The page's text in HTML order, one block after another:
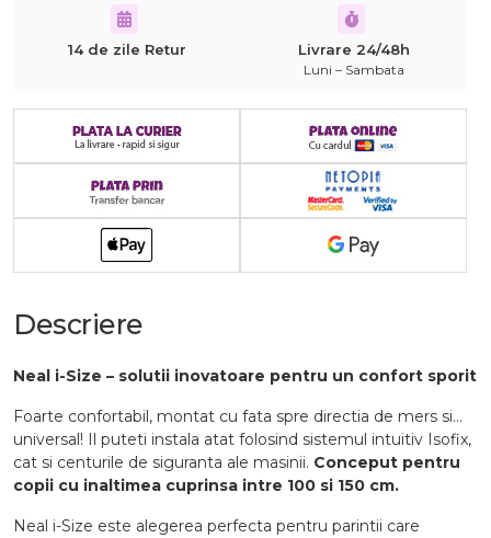
14 de zile Retur Livrare 24/48h
Luni – Sambata
Descriere
Neal i-Size – solutii inovatoare pentru un confort sporit
Foarte confortabil, montat cu fata spre directia de mers si...
universal! Il puteti instala atat folosind sistemul intuitiv Isofix,
cat si centurile de siguranta ale masinii. Conceput pentru
copii cu inaltimea cuprinsa intre 100 si 150 cm.
Neal i-Size este alegerea perfecta pentru parintii care